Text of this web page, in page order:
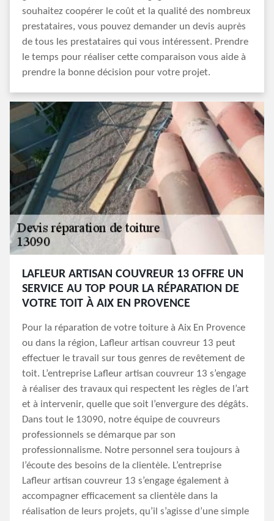
souhaitez coopérer le coût et la qualité des nombreux
prestataires, vous pouvez demander un devis auprès
de tous les prestataires qui vous intéressent. Prendre
le temps pour réaliser cette comparaison vous aide à
prendre la bonne décision pour votre projet.
LAFLEUR ARTISAN COUVREUR 13 OFFRE UN
SERVICE AU TOP POUR LA RÉPARATION DE
VOTRE TOIT À AIX EN PROVENCE
Pour la réparation de votre toiture à Aix En Provence
ou dans la région, Lafleur artisan couvreur 13 peut
effectuer le travail sur tous genres de revêtement de
toit. L’entreprise Lafleur artisan couvreur 13 s’engage
à réaliser des travaux qui respectent les règles de l’art
et à intervenir, quelle que soit l’envergure des dégâts.
Dans tout le 13090, notre équipe de couvreurs
professionnels se démarque par son
professionnalisme. Notre personnel sera toujours à
l’écoute des besoins de la clientèle. L’entreprise
Lafleur artisan couvreur 13 s’engage également à
accompagner efficacement sa clientèle dans la
réalisation de leurs projets, qu’il s’agisse d’une simple